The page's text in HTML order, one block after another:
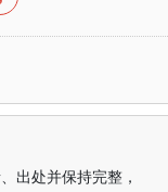
出处并保持完整，